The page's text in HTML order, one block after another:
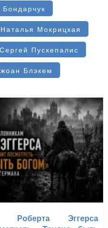
Наталья Мокрицкая
Сергей Пускепалис
Блэкем
Роберта Эггерса